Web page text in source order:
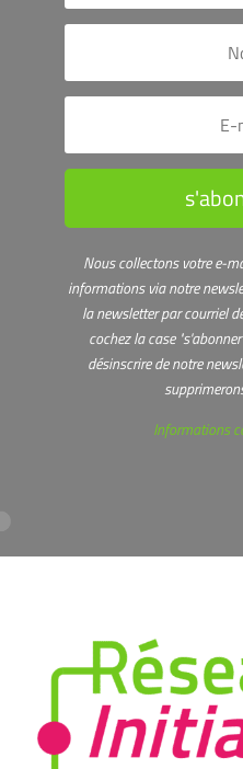
Nous collectons votre e-
informations via notre
la newsletter par courriel
cochez la case
désinscrire de notre
Informations